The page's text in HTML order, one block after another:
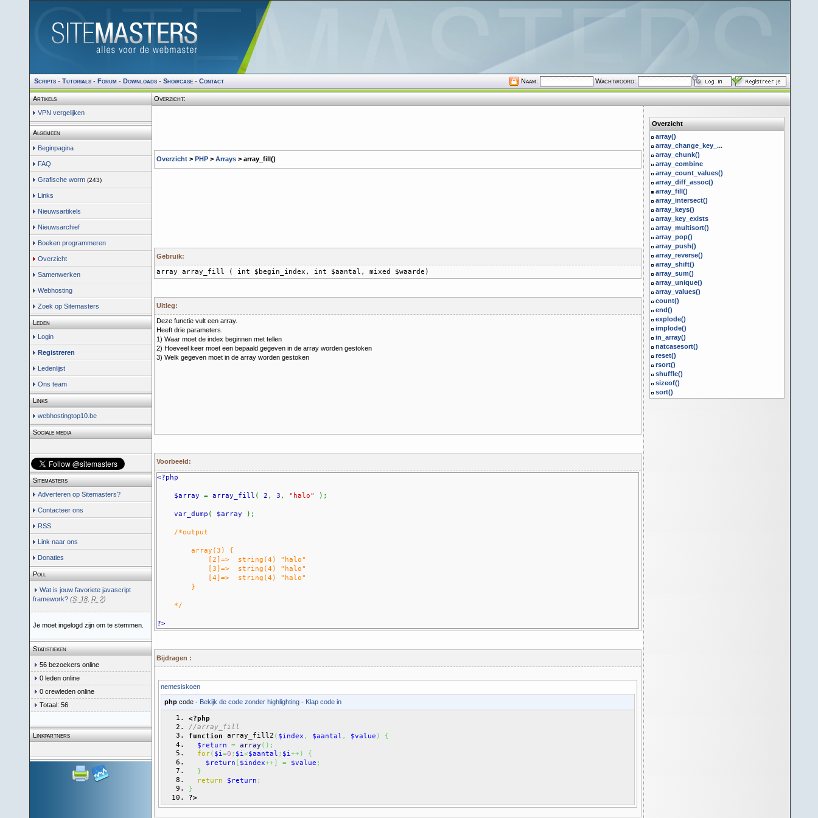
Scripts- Tutorials- Forum- Downloads- Showcase- Contact Naam: Wachtwoord:
Artikels
VPN vergelijken
Algemeen
Beginpagina
FAQ
Grafische worm (243)
Links
Nieuwsartikels
Nieuwsarchief
Boeken programmeren
Overzicht
Samenwerken
Webhosting
Zoek op Sitemasters
Leden
Login
Registreren
Ledenlijst
Ons team
Links
webhostingtop10.be
Sociale media
Sitemasters
Adverteren op Sitemasters?
Contacteer ons
RSS
Link naar ons
Donaties
Poll
Wat is jouw favoriete javascript
framework? (S: 18, R: 2)
Je moet ingelogd zijn om te stemmen.
Statistieken
56 bezoekers online
0 leden online
0 crewleden online
Totaal: 56
Linkpartners
Overzicht:
Overzicht> PHP> Arrays> array_fill()
Gebruik:
array array_fill ( int $begin_index, int $aantal, mixed $waarde)
Uitleg:
Deze functie vult een array.
Heeft drie parameters.
1) Waar moet de index beginnen met tellen
2) Hoeveel keer moet een bepaald gegeven in de array worden gestoken
3) Welk gegeven moet in de array worden gestoken
Voorbeeld:
<?php
$array = array_fill ( 2 , 3 , "halo" );
var_dump ( $array );
/*output
array(3) {
[2]=> string(4) "halo"
[3]=> string(4) "halo"
[4]=> string(4) "halo"
}
*/
?>
Bijdragen :
nemesiskoen
phpcode - Bekijk de code zonder highlighting- Klap code in
<?php
//array_fill
function array_fill2 ( $index , $aantal , $value )
{
$return
= array ( ) ;
for( $i =0 ; $i <$aantal ; $i ++ )
{
$return [ $index++ ] = $value ;
}
return
$return ;
}
?>
Overzicht
array()
array_change_key_...
array_chunk()
array_combine
array_count_values()
array_diff_assoc()
array_fill()
array_intersect()
array_keys()
array_key_exists
array_multisort()
array_pop()
array_push()
array_reverse()
array_shift()
array_sum()
array_unique()
array_values()
count()
end()
explode()
implode()
in_array()
natcasesort()
reset()
rsort()
shuffle()
sizeof()
sort()